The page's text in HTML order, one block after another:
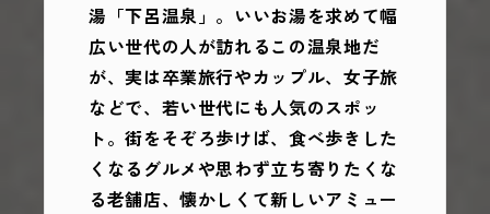
湯「下呂温泉」。いいお湯を求めて幅
広い世代の人が訪れるこの温泉地だ
が、実は卒業旅行やカップル、女子旅
などで、若い世代にも人気のスポッ
ト。街をそぞろ歩けば、食べ歩きした
くなるグルメや思わず立ち寄りたくな
る老舗店、懐かしくて新しいアミュー